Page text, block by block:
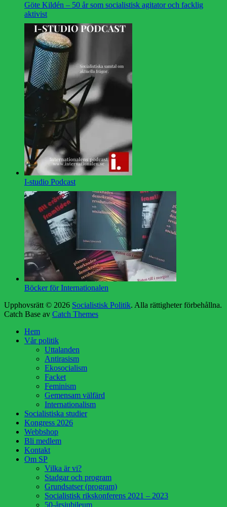
Göte Kildén – 50 år som socialistisk agitator och facklig
aktivist
I-studio Podcast
Böcker för Internationalen
Upphovsrätt © 2026 Socialistisk Politik. Alla rättigheter förbehållna.
Catch Base av Catch Themes
Hem
Vår politik
Uttalanden
Antirasism
Ekosocialism
Facket
Feminism
Gemensam välfärd
Internationalism
Socialistiska studier
Kongress 2026
Webbshop
Bli medlem
Kontakt
Om SP
Vilka är vi?
Stadgar och program
Grundsatser (program)
Socialistisk rikskonferens 2021 – 2023
50-årsjubileum